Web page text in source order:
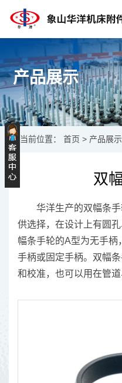
产品展示
当前位置： 首页 > 产品展示
双
华洋生产的双幅条手
供选择，在设计上有圆
幅条手轮的A型为无手
手柄或固定手柄。双幅
和校准，也可以用在管道